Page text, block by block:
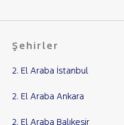
Şehirler
2. El Araba İstanbul
2. El Araba Ankara
2. El Araba Balıkesir